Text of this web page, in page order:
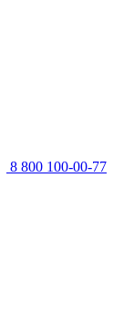
8 800 100-00-77